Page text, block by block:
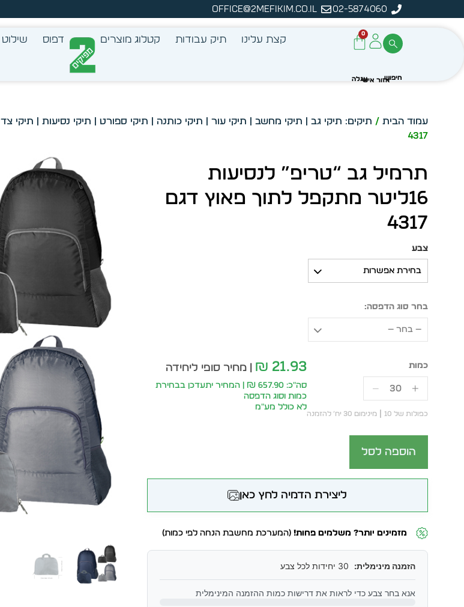
02-5874060
office@2mefikim.co.il
מיידית מתוך מלאי קיים
עצב בעצמך - הכן הדמייה לכל פריט בקלות
0
קצת עלינו תיק עבודות קטלוג מוצרים דפוס שילוט
עמוד הבית / תיקים: תיקי גב | תיקי מחשב | תיקי עור | תיקי כותנה | תיקי ספורט | תיקי נסיעות | תיקי צד
4317
תרמיל גב “טריפ” לנסיעות
16ליטר מתקפל לתוך פאוץ דגם
4317
צבע
בחירת אפשרות
בחר סוג הדפסה:
— בחר —
כפולות של 10 מינימום 30 יח׳ להזמנה
₪ 21.93 | מחיר סופי ליחידה
סה״כ: 657.90 ₪ | המחיר יתעדכן בבחירת
כמות וסוג הדפסה
לא כולל מע״מ
הוספה לסל
ליצירת הדמיה לחץ כאן
מזמינים יותר? משלמים פחות! (המערכת מחשבת הנחה לפי כמות)
הזמנה מינימלית:
אנא בחר צבע כדי לראות את דרישות כמות ההזמנה המינימלית